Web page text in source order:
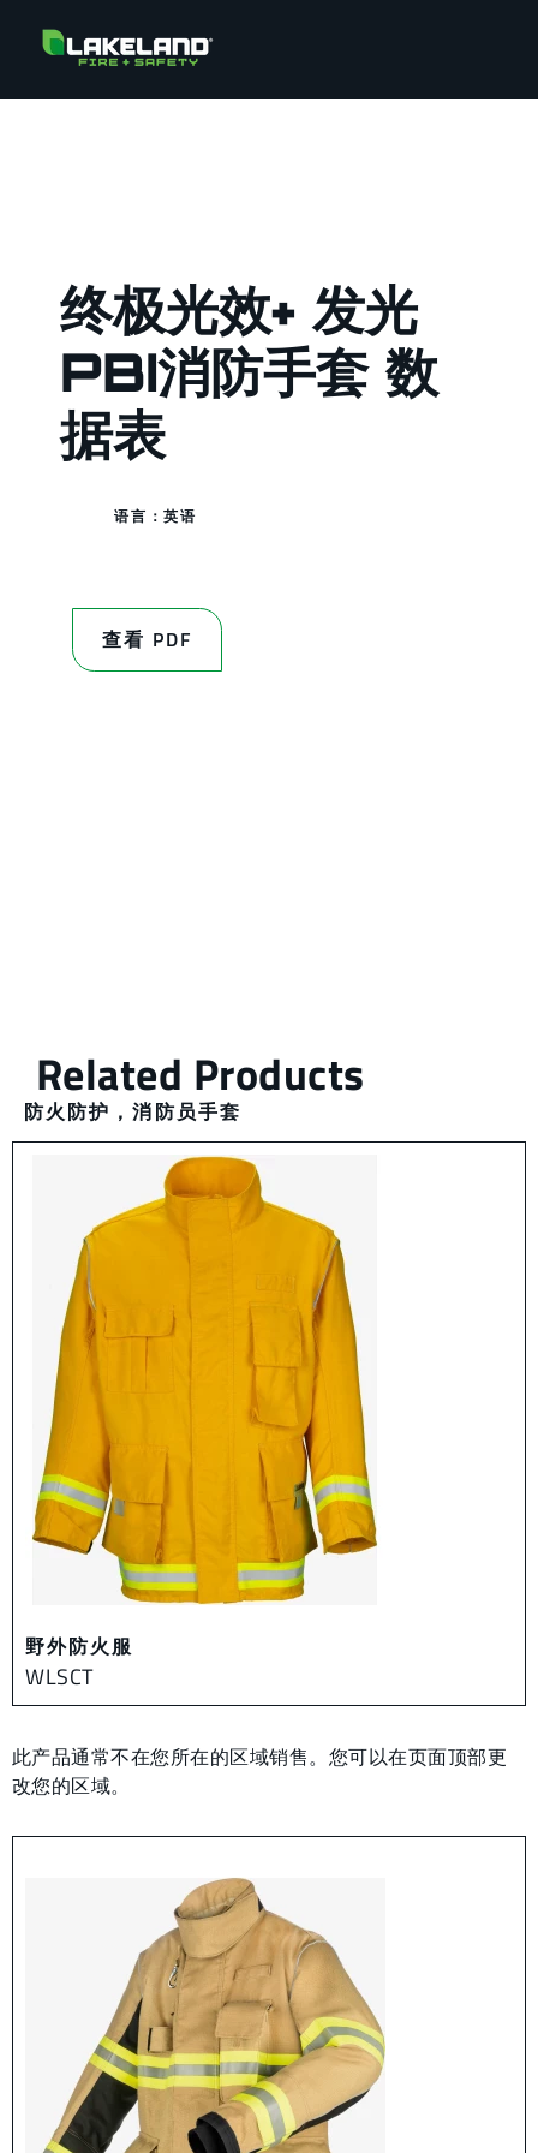
终极光效+ 发光
PBI消防手套 数
据表
语言：英语
查看 PDF
防火防护 ，消防员手套
野外防火服
WLSCT
此产品通常不在您所在的区域销售。您可以在页面顶部更
改您的区域。